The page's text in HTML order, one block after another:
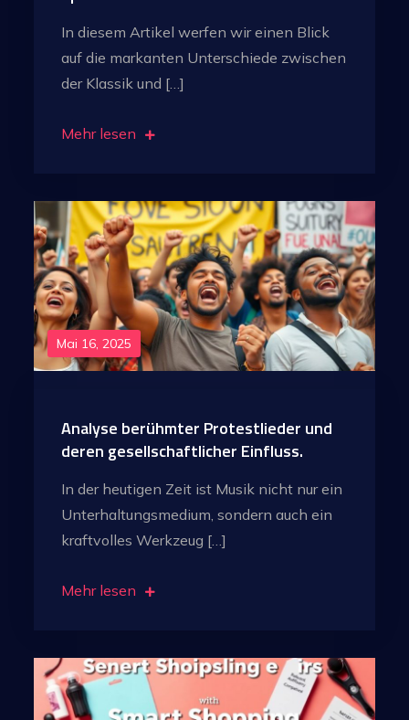
In diesem Artikel werfen wir einen Blick
auf die markanten Unterschiede zwischen
der Klassik und […]
Mehr lesen
Mai 16, 2025
Analyse berühmter Protestlieder und
deren gesellschaftlicher Einfluss.
In der heutigen Zeit ist Musik nicht nur ein
Unterhaltungsmedium, sondern auch ein
kraftvolles Werkzeug […]
Mehr lesen